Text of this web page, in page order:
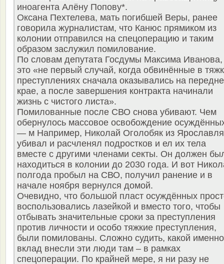
иноагента Алёну Попову*.
Оксана Пехтелева, мать погибшей Веры, ранее
говорила журналистам, что Канюс прямиком из
колонии отправился на спецоперацию и таким
образом заслужил помилование.
По словам депутата Госдумы Максима Иванова,
это «не первый случай, когда обвинённые в
преступлениях сначала оказывались на
крае, а после завершения контракта начинали
жизнь с чистого листа».
Помилованные после СВО снова убивают. Чем
обернулось массовое освобождение
— м Например, Николай Оголобяк из Ярославля
убивал и расчленял подростков и ел их тела
вместе с другими членами секты. Он должен
находиться в колонии до 2030 года. И вот
полгода пробыл на СВО, получил ранение и в
начале ноября вернулся домой.
Очевидно, что большой пласт осуждённых
воспользовались лазейкой и вместо того, чтобы
отбывать значительные сроки за преступления
против личности и особо тяжкие преступления,
были помилованы. Сложно судить, какой именно
вклад внесли эти люди там – в рамках
спецоперации. По крайней мере, я ни разу не